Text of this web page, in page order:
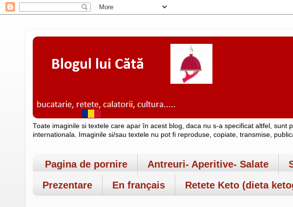
Toate imaginile si textele care apar în acest blog, daca nu s-a specificat altfel,
internationala. Imaginile si/sau textele nu pot fi reproduse, copiate, transmise,
Pagina de pornire Antreuri- Aperitive- Salate
Prezentare
En français Retete Keto (dieta